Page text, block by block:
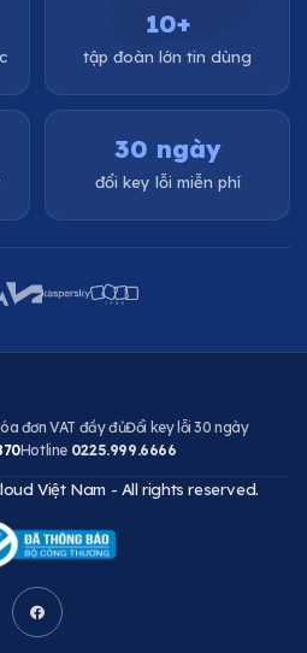
10+
tập đoàn lớn tin dùng
30 ngày
đổi key lỗi miễn phí
đơn VAT đầy đủĐổi key lỗi 30 ngày
Hotline 0225.999.6666
Việt Nam - All rights reserved.